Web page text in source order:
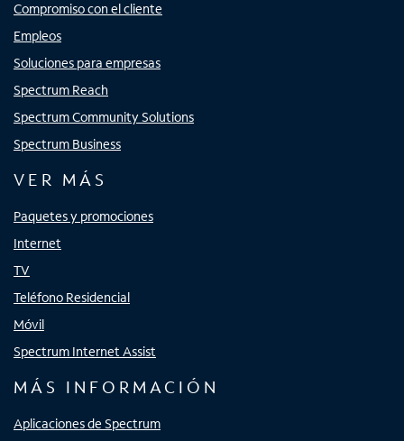
Compromiso con el cliente
Empleos
Soluciones para empresas
Spectrum Reach
Spectrum Community Solutions
Spectrum Business
VER MÁS
Paquetes y promociones
Internet
TV
Teléfono Residencial
Móvil
Spectrum Internet Assist
MÁS INFORMACIÓN
Aplicaciones de Spectrum